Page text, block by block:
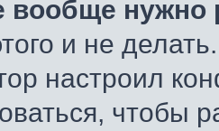
вообще нужно
и не
настроил
чтобы